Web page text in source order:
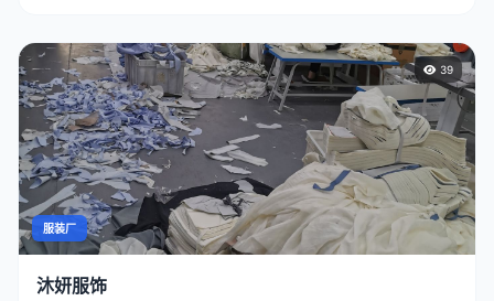
39
服装厂
沐妍服饰